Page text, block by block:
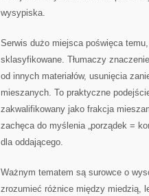
wysypiska.
Serwis dużo miejsca poświęca
sklasyfikowane. Tłumaczy
od innych materiałów, usunięcia
mieszanych. To praktyczne
zakwalifikowany jako frakcja
zachęca do myślenia „porządek =
dla oddającego.
Ważnym tematem są surowce o
zrozumieć różnice między miedzią,